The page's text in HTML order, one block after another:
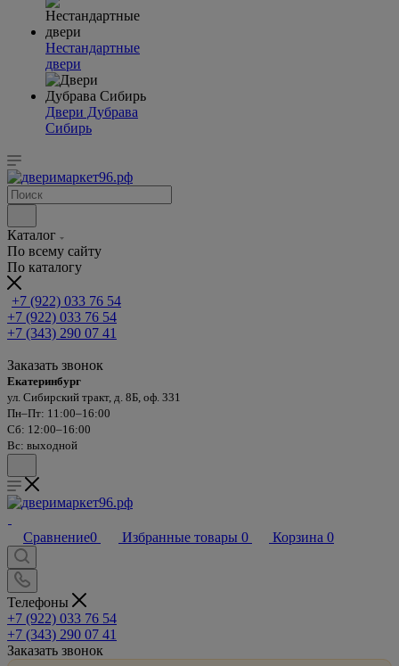
Нестандартные
двери
Двери Дубрава
Сибирь
Каталог
По всему сайту
По каталогу
+7 (922) 033 76 54
+7 (922) 033 76 54
+7 (343) 290 07 41
Заказать звонок
Екатеринбург
ул. Сибирский тракт, д. 8Б, оф. 331
Пн–Пт: 11:00–16:00
Сб: 12:00–16:00
Вс: выходной
Сравнение0 Избранные товары 0 Корзина 0
Телефоны
+7 (922) 033 76 54
+7 (343) 290 07 41
Заказать звонок